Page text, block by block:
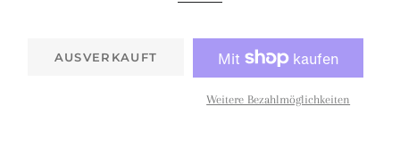
AUSVERKAUFT
Weitere Bezahlmöglichkeiten